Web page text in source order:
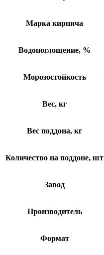
Марка кирпича
Водопоглощение, %
Морозостойкость
Вес, кг
Вес поддона, кг
Количество на поддоне, шт
Завод
Производитель
Формат